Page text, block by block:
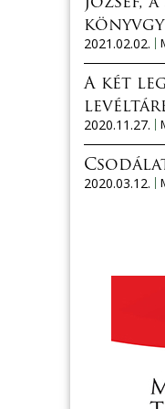
2021.02.02.
A két
2020.11.27.
2020.03.12.